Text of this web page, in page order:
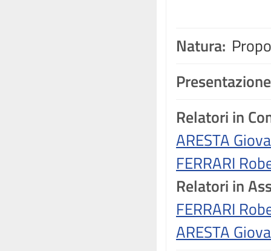
Natura:
Relatori in
ARESTA
FERRARI
Relatori in
FERRARI
ARESTA